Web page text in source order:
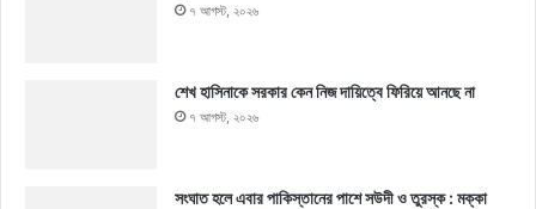
৭ আগস্ট, ২০২৬
শেখ হাসিনাকে সরকার কেন নিজ দায়িত্বে ফিরিয়ে আনছে না
৭ আগস্ট, ২০২৬
সংঘাত হলে এবার পাকিস্তানের পাশে সউদী ও তুরস্ক : মক্কা